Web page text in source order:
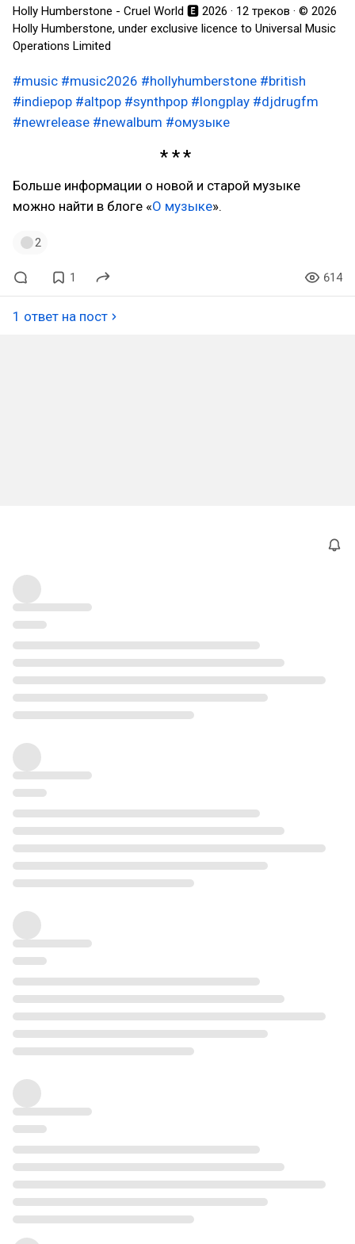
Holly Humberstone - Cruel World 🅴 2026 · 12 треков · © 2026
Holly Humberstone, under exclusive licence to Universal Music
Operations Limited
#music #music2026 #hollyhumberstone #british
#indiepop #altpop #synthpop #longplay #djdrugfm
#newrelease #newalbum #омузыке
Больше информации о новой и старой музыке
можно найти в блоге «О музыке».
2
1 614
1 ответ на пост